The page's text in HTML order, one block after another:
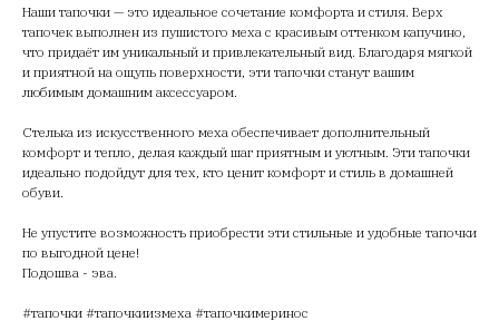
Наши тапочки — это идеальное сочетание комфорта и стиля. Верх
тапочек выполнен из пушистого меха с красивым оттенком капучино,
что придаёт им уникальный и привлекательный вид. Благодаря мягкой
и приятной на ощупь поверхности, эти тапочки станут вашим
любимым домашним аксессуаром.
Стелька из искусственного меха обеспечивает дополнительный
комфорт и тепло, делая каждый шаг приятным и уютным. Эти тапочки
идеально подойдут для тех, кто ценит комфорт и стиль в домашней
обуви.
Не упустите возможность приобрести эти стильные и удобные тапочки
по выгодной цене!
Подошва - эва.
#тапочки #тапочкиизмеха #тапочкимеринос